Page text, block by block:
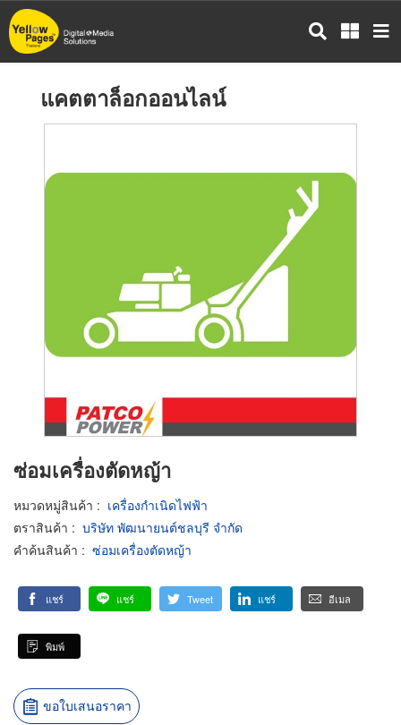
ข้าม
ไป
แคตตาล็อกออนไลน์
ซ่อมเครื่องตัดหญ้า
หมวดหมู่สินค้า : เครื่องกำเนิดไฟฟ้า
ตราสินค้า : บริษัท พัฒนายนต์ชลบุรี จำกัด
คำค้นสินค้า : ซ่อมเครื่องตัดหญ้า
แชร์ แชร์ Tweet แชร์ อีเมล
พิมพ์
ขอใบเสนอราคา